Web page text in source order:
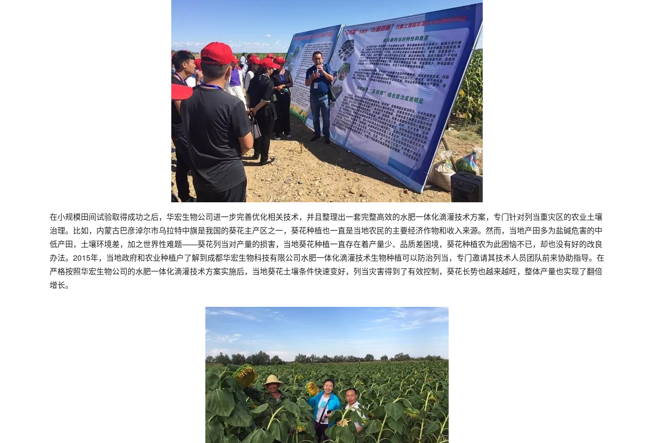
在小规模田间试验取得成功之后，华宏生物公司进一步完善优化相关技术，并且整理出一套完整高效的水肥一体化滴灌技术方案，专门针对列当重灾区的农业土壤
治理。比如，内蒙古巴彦淖尔市乌拉特中旗是我国的葵花主产区之一，葵花种植也一直是当地农民的主要经济作物和收入来源。然而，当地产田多为盐碱危害的中
低产田，土壤环境差，加之世界性难题——葵花列当对产量的损害，当地葵花种植一直存在着产量少、品质差困境，葵花种植农为此困恼不已，却也没有好的改良
办法。2015年，当地政府和农业种植户了解到成都华宏生物科技有限公司水肥一体化滴灌技术生物种植可以防治列当，专门邀请其技术人员团队前来协助指导。在
严格按照华宏生物公司的水肥一体化滴灌技术方案实施后，当地葵花土壤条件快速变好，列当灾害得到了有效控制，葵花长势也越来越旺，整体产量也实现了翻倍
增长。